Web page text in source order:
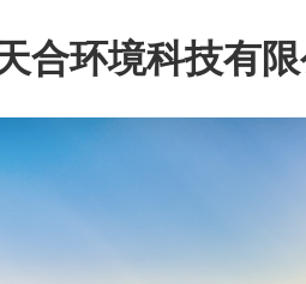
合环境科技有